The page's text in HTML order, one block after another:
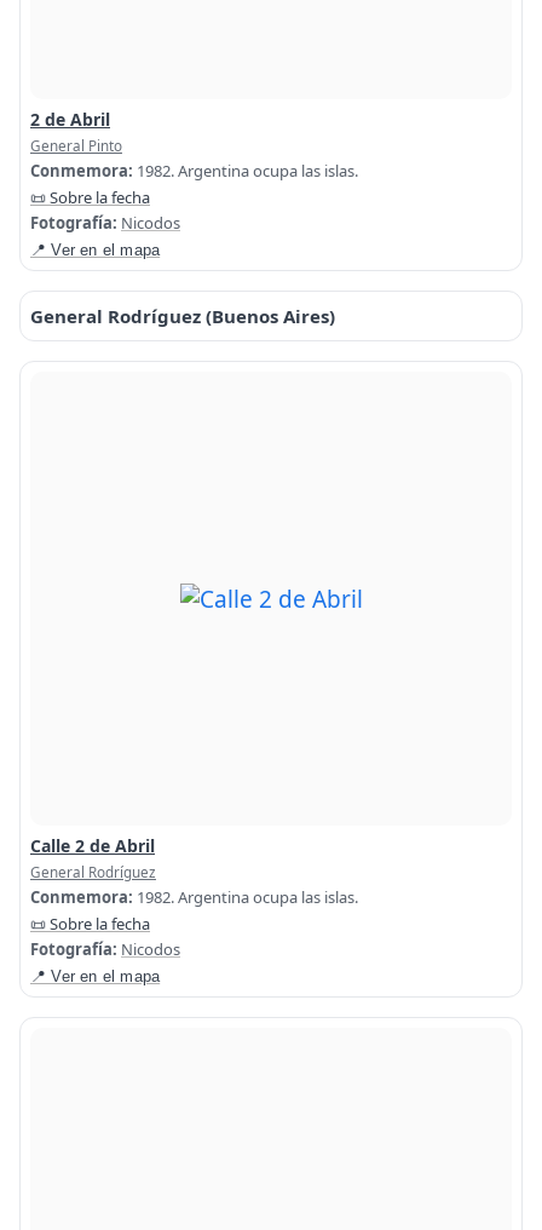
2 de Abril
General Pinto
Conmemora: 1982. Argentina ocupa las islas.
📜 Sobre la fecha
Fotografía: Nicodos
📍 Ver en el mapa
General Rodríguez (Buenos Aires)
Calle 2 de Abril
General Rodríguez
Conmemora: 1982. Argentina ocupa las islas.
📜 Sobre la fecha
Fotografía: Nicodos
📍 Ver en el mapa